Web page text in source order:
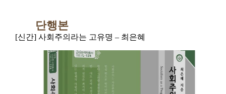
단행본
[신간] 사회주의라는 고유명 – 최은혜